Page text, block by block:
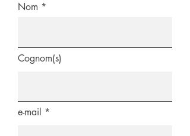
Nom
Cognom(s)
e-mail